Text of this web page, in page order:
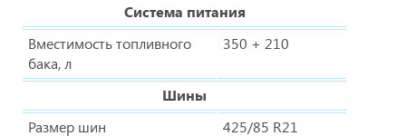
Система питания
Вместимость топливного
бака, л
350 + 210
Шины
Размер шин
425/85 R21